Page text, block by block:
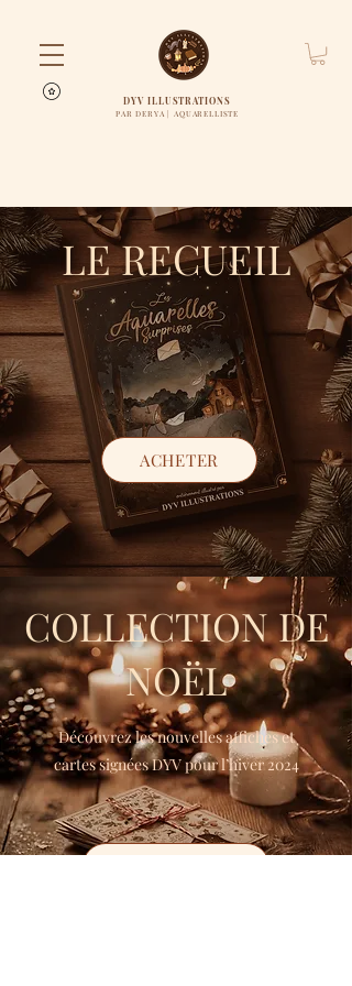
DYV ILLUSTRATIONS
PAR DERYA | AQUARELLISTE
LE RECUEIL
ACHETER
COLLECTION DE
NOËL
Découvrez les nouvelles affiches et
cartes signées DYV pour l’hiver 2024